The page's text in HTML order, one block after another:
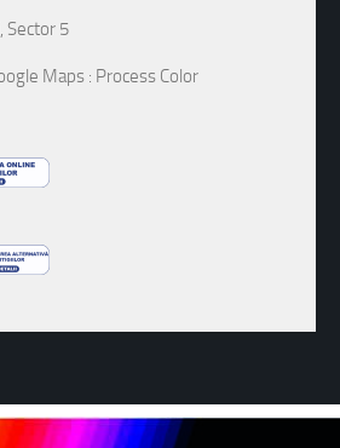
Sector 5
Maps : Process Color